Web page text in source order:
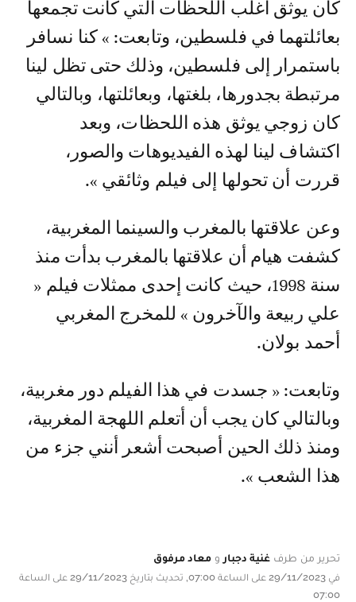
كان يوثق أغلب اللحظات التي كانت تجمعها
بعائلتهما في فلسطين، وتابعت: » كنا نسافر
باستمرار إلى فلسطين، وذلك حتى تظل لينا
مرتبطة بجدورها، بلغتها، وبعائلتها، وبالتالي
كان زوجي يوثق هذه اللحظات، وبعد
اكتشاف لينا لهذه الفيديوهات والصور،
قررت أن تحولها إلى فيلم وثائقي ».
وعن علاقتها بالمغرب والسينما المغربية،
كشفت هيام أن علاقتها بالمغرب بدأت منذ
سنة 1998، حيث كانت إحدى ممثلات فيلم «
علي ربيعة والآخرون » للمخرج المغربي
أحمد بولان.
وتابعت: « جسدت في هذا الفيلم دور مغربية،
وبالتالي كان يجب أن أتعلم اللهجة المغربية،
ومنذ ذلك الحين أصبحت أشعر أنني جزء من
هذا الشعب ».
تحرير من طرف غنية دجبار و معاد مرفوق
في 29/11/2023 على الساعة 07:00, تحديث بتاريخ 29/11/2023 على الساعة
07:00